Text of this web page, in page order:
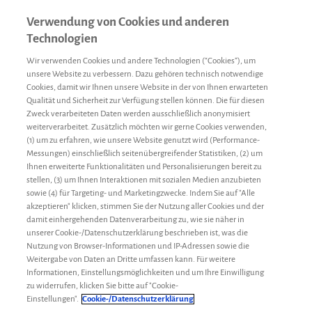
Forschung Redaktion 31. Oktober 2018
Impfen bei Hämophilie A – an alles gedacht?
Verwendung von Cookies und anderen
Technologien
Wir verwenden Cookies und andere Technologien (“Cookies”), um
unsere Website zu verbessern. Dazu gehören technisch notwendige
Cookies, damit wir Ihnen unsere Website in der von Ihnen erwarteten
Qualität und Sicherheit zur Verfügung stellen können. Die für diesen
Zweck verarbeiteten Daten werden ausschließlich anonymisiert
weiterverarbeitet. Zusätzlich möchten wir gerne Cookies verwenden,
(1) um zu erfahren, wie unsere Website genutzt wird (Performance-
Messungen) einschließlich seitenübergreifender Statistiken, (2) um
Ihnen erweiterte Funktionalitäten und Personalisierungen bereit zu
stellen, (3) um Ihnen Interaktionen mit sozialen Medien anzubieten
sowie (4) für Targeting- und Marketingzwecke. Indem Sie auf "Alle
akzeptieren" klicken, stimmen Sie der Nutzung aller Cookies und der
damit einhergehenden Datenverarbeitung zu, wie sie näher in
unserer Cookie-/Datenschutzerklärung beschrieben ist, was die
Nutzung von Browser-Informationen und IP-Adressen sowie die
Weitergabe von Daten an Dritte umfassen kann. Für weitere
Informationen, Einstellungsmöglichkeiten und um Ihre Einwilligung
zu widerrufen, klicken Sie bitte auf "Cookie-
Einstellungen". Cookie-/Datenschutzerklärung